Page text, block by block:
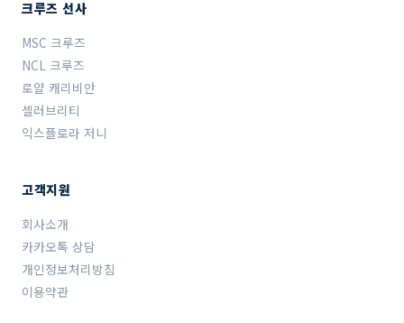
크루즈 선사
MSC 크루즈
NCL 크루즈
로얄 캐리비안
셀러브리티
익스플로라 저니
고객지원
회사소개
카카오톡 상담
개인정보처리방침
이용약관